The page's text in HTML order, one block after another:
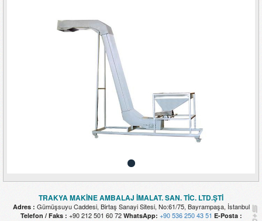
TRAKYA MAKİNE AMBALAJ İMALAT. SAN. TİC. LTD.ŞTİ
Adres : Gümüşsuyu Caddesi, Birtaş Sanayi Sitesi, No:61/75, Bayrampaşa, İstanbul
Telefon / Faks : +90 212 501 60 72 WhatsApp: +90 536 250 43 51 E-Posta :